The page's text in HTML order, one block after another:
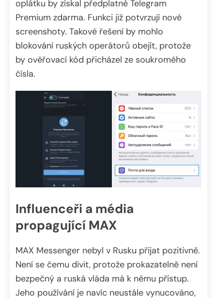
oplátku by získal předplatné Telegram
Premium zdarma. Funkci již potvrzují nové
screenshoty. Takové řešení by mohlo
blokování ruských operátorů obejít, protože
by ověřovací kód přicházel ze soukromého
čísla.
Influenceři a média
propagující MAX
MAX Messenger nebyl v Rusku přijat pozitivně.
Není se čemu divit, protože prokazatelně není
bezpečný a ruská vláda má k němu přístup.
Jeho používání je navíc neustále vynucováno,